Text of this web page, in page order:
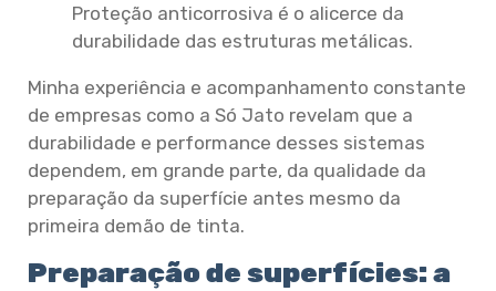
Proteção anticorrosiva é o alicerce da
durabilidade das estruturas metálicas.
Minha experiência e acompanhamento constante
de empresas como a Só Jato revelam que a
durabilidade e performance desses sistemas
dependem, em grande parte, da qualidade da
preparação da superfície antes mesmo da
primeira demão de tinta.
Preparação de superfícies: a